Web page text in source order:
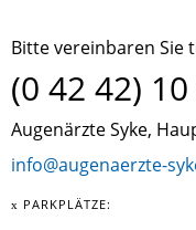
Bitte vereinbaren Sie
(0 42 42) 10
Augenärzte Syke,
info@augenaerzte-
PARKPLÄTZE: